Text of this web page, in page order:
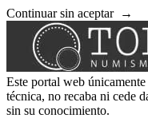
Continuar sin aceptar →
Este portal web
técnica, no recaba ni cede
sin su conocimiento.